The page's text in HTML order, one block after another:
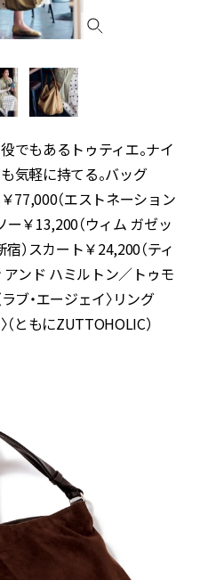
でもあるトゥティエ。ナイ
気軽に持てる。バッグ
77,000（エストネーション
￥13,200（ウィム ガゼッ
）スカート￥24,200（ティ
アンド ハミルトン／トゥモ
ブ・エージェイ〉リング
（ともにZUTTOHOLIC）